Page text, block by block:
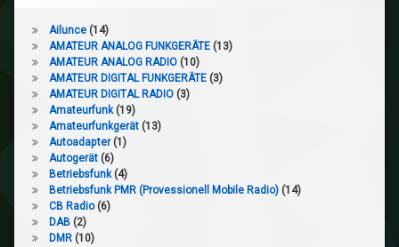
Ailunce (14)
AMATEUR ANALOG FUNKGERÄTE (13)
AMATEUR ANALOG RADIO (10)
AMATEUR DIGITAL FUNKGERÄTE (3)
AMATEUR DIGITAL RADIO (3)
Amateurfunk (19)
Amateurfunkgerät (13)
Autoadapter (1)
Autogerät (6)
Betriebsfunk (4)
Betriebsfunk PMR (Provessionell Mobile Radio) (14)
CB Radio (6)
DAB (2)
DMR (10)